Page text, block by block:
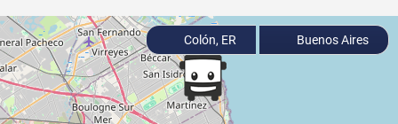
Colón, ER Buenos Aires